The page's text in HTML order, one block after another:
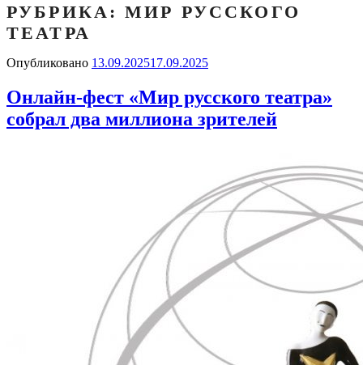
РУБРИКА: МИР РУССКОГО
ТЕАТРА
Опубликовано 13.09.202517.09.2025
Онлайн-фест «Мир русского театра»
собрал два миллиона зрителей